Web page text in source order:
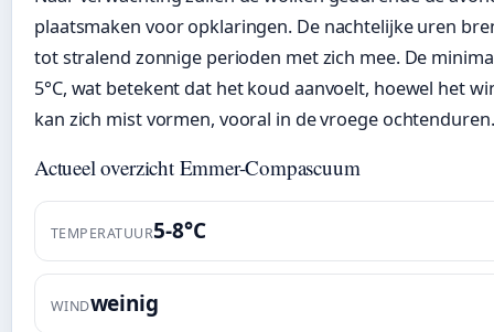
plaatsmaken voor opklaringen. De nachtelijke uren
tot stralend zonnige perioden met zich mee. De
5°C, wat betekent dat het koud aanvoelt, hoewel het
kan zich mist vormen, vooral in de vroege ochtenduren.
Actueel overzicht Emmer-Compascuum
TEMPERATUUR5-8°C
WINDweinig